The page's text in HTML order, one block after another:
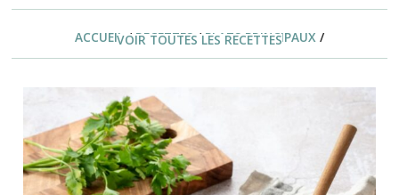
ACCUEIL/RECETTES/PLATS PRINCIPAUX /
VOIR TOUTES LES RECETTES